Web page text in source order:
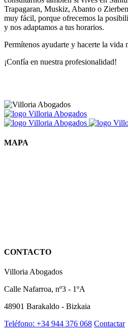
Trapagaran, Muskiz, Abanto o
muy fácil, porque ofrecemos la
y nos adaptamos a tus horarios.
Permítenos ayudarte y hacerte la vida
¡Confía en nuestra profesionalidad!
MAPA
CONTACTO
Villoria Abogados
Calle Nafarroa, nº3 - 1ºA
48901 Barakaldo - Bizkaia
Teléfono: +34 944 376 068 Contactar